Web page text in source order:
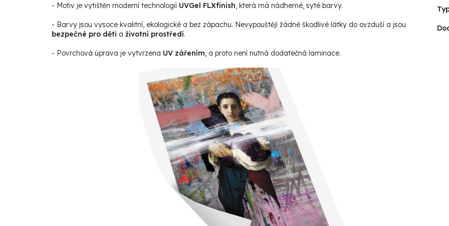
- Motiv je vytištěn moderní technologií UVGel FLXfinish, která má nádherné, syté barvy.
- Barvy jsou vysoce kvalitní, ekologické a bez zápachu. Nevypouštějí žádné škodlivé látky do ovzduší a jsou
bezpečné pro děti a životní prostředí.
- Povrchová úprava je vytvrzena UV zářením, a proto není nutná dodatečná laminace.